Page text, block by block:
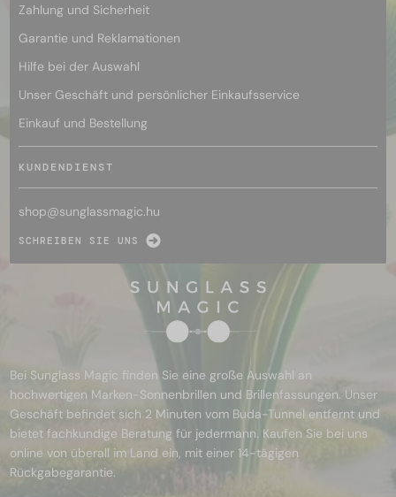
Zahlung und Sicherheit
Garantie und Reklamationen
Hilfe bei der Auswahl
Unser Geschäft und persönlicher Einkaufsservice
Einkauf und Bestellung
KUNDENDIENST
shop@sunglassmagic.hu
SCHREIBEN SIE UNS
Bei Sunglass Magic finden Sie eine große Auswahl an
hochwertigen Marken-Sonnenbrillen und Brillenfassungen. Unser
Geschäft befindet sich 2 Minuten vom Buda-Tunnel entfernt und
bietet fachkundige Beratung für jedermann. Kaufen Sie bei uns
online von überall im Land ein, mit einer 14-tägigen
Rückgabegarantie.